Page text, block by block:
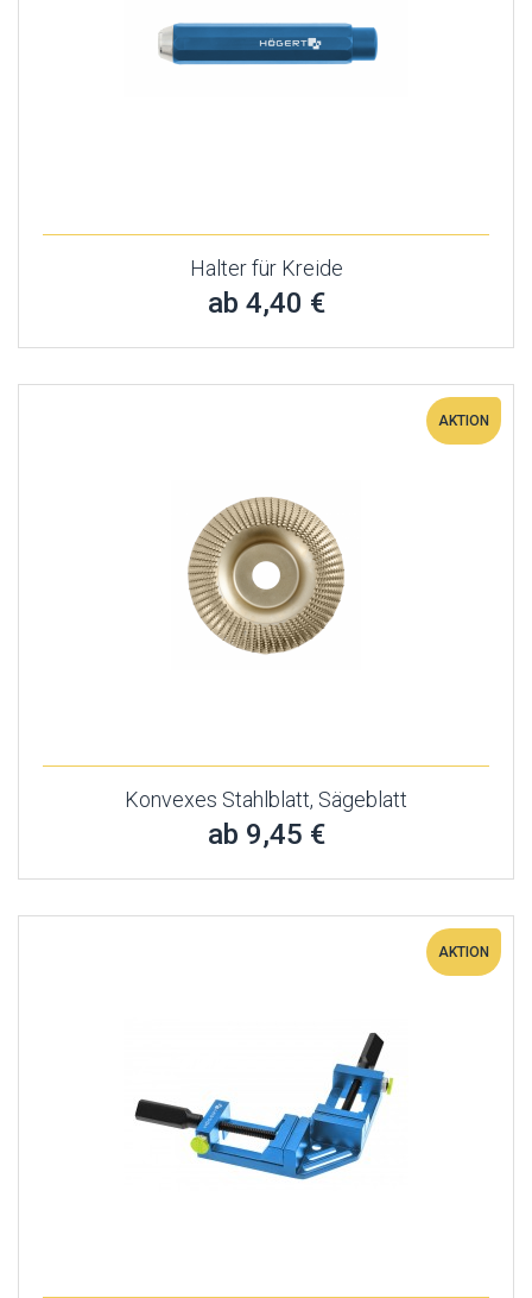
Halter für Kreide
ab 4,40 €
AKTION
Konvexes Stahlblatt, Sägeblatt
ab 9,45 €
AKTION